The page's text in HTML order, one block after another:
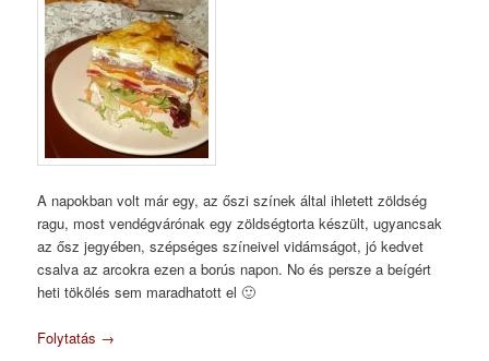
A napokban volt már egy, az őszi színek által ihletett zöldség
ragu, most vendégvárónak egy zöldségtorta készült, ugyancsak
az ősz jegyében, szépséges színeivel vidámságot, jó kedvet
csalva az arcokra ezen a borús napon. No és persze a beígért
heti tökölés sem maradhatott el 🙂
Folytatás →